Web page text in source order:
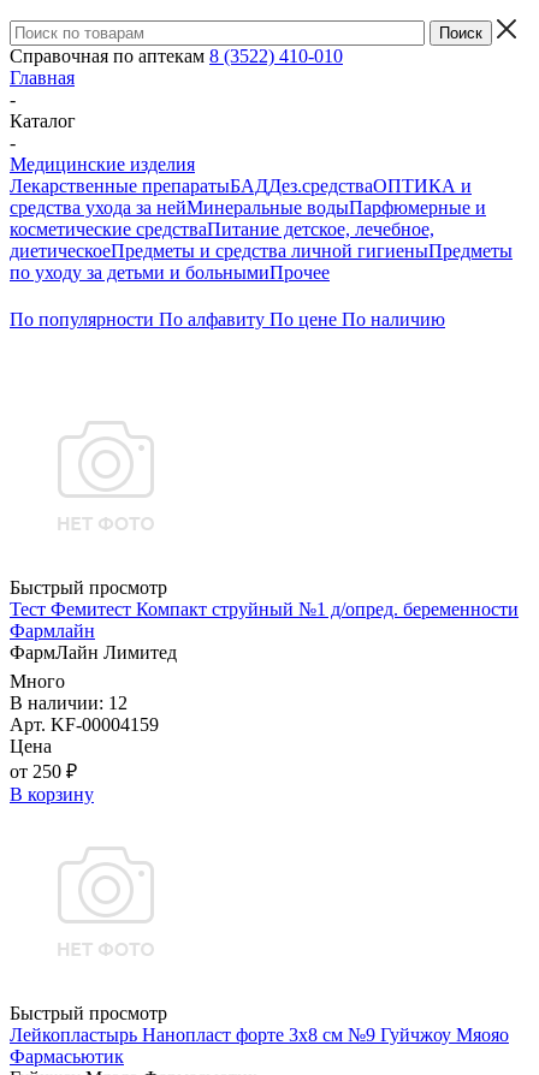
Справочная по аптекам 8 (3522) 410-010
Главная
-
Каталог
-
Медицинские изделия
Лекарственные препаратыБАДДез.средстваОПТИКА и
средства ухода за нейМинеральные водыПарфюмерные и
косметические средстваПитание детское, лечебное,
диетическоеПредметы и средства личной гигиеныПредметы
по уходу за детьми и больнымиПрочее
По популярности По алфавиту По цене По наличию
Быстрый просмотр
Тест Фемитест Компакт струйный №1 д/опред. беременности
Фармлайн
ФармЛайн Лимитед
Много
В наличии: 12
Арт. KF-00004159
Цена
от 250 ₽
В корзину
Быстрый просмотр
Лейкопластырь Нанопласт форте 3х8 см №9 Гуйчжоу Мяояо
Фармасьютик